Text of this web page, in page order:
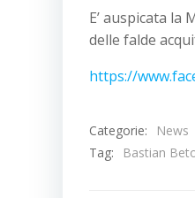
E’ auspicata la
delle falde
https://
Categorie:
News
Tag:
Bastian